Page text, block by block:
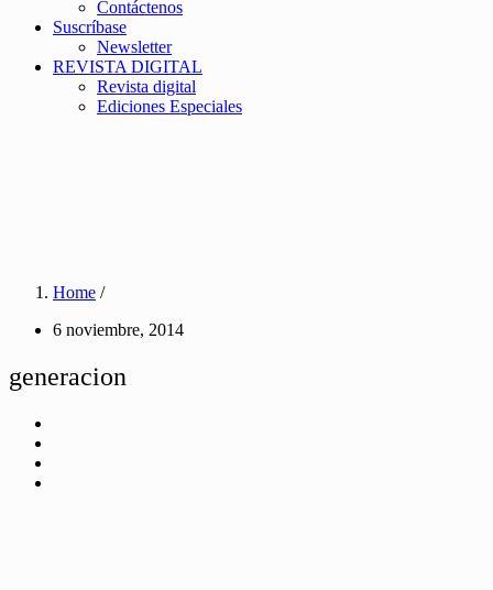
Contáctenos
Suscríbase
Newsletter
REVISTA DIGITAL
Revista digital
Ediciones Especiales
Home /
6 noviembre, 2014
generacion